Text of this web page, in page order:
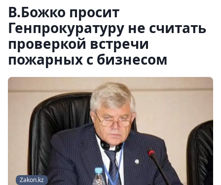
В.Божко просит
Генпрокуратуру не считать
проверкой встречи
пожарных с бизнесом
Zakon.kz